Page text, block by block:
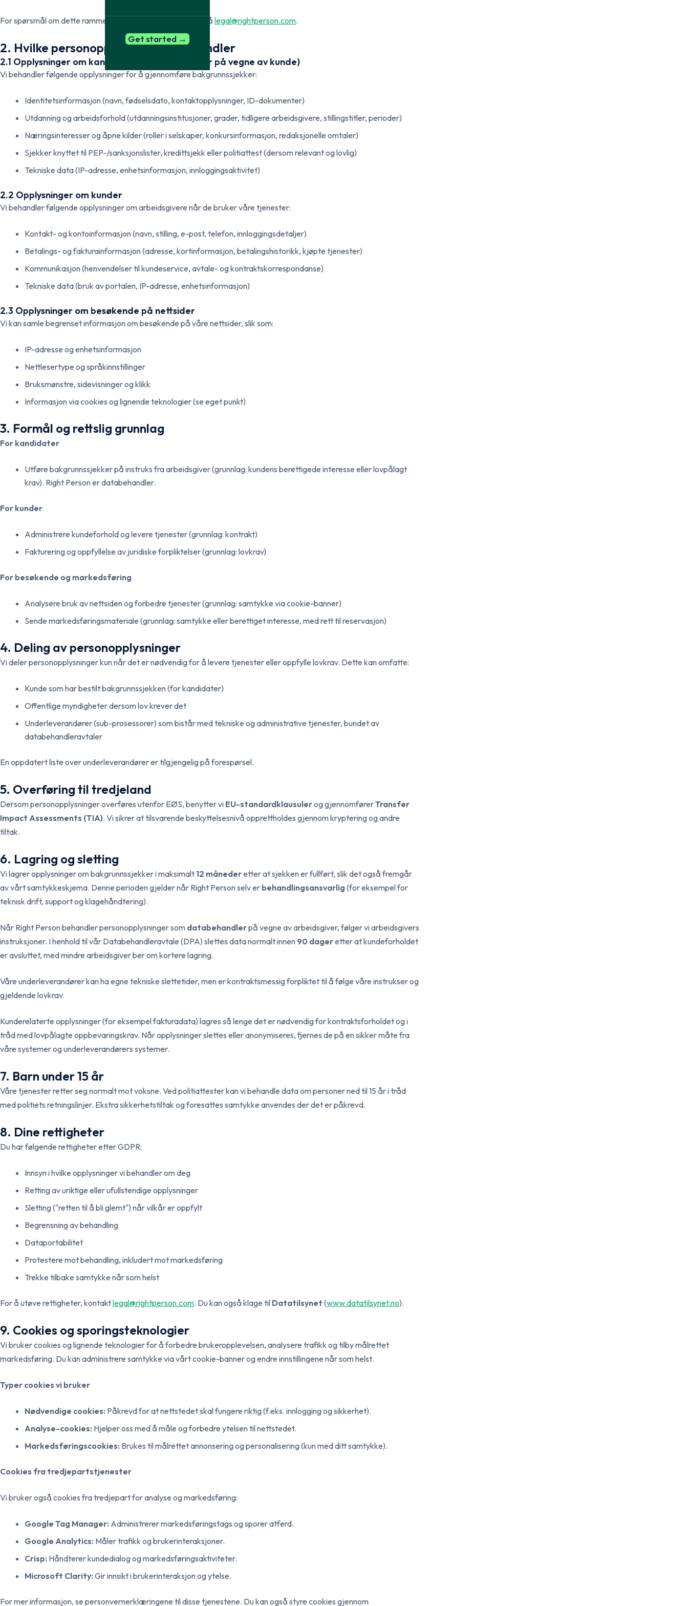
Get started →
international institutions
Reference check
Structured digital reference check
For spørsmål om dette rammeverket kan du kontakte oss på legal@rightperson.com.
2. Hvilke personopplysninger vi behandler
2.1 Opplysninger om kandidater (databehandler på vegne av kunde)
Vi behandler følgende opplysninger for å gjennomføre bakgrunnssjekker:
Identitetsinformasjon (navn, fødselsdato, kontaktopplysninger, ID-dokumenter)
Utdanning og arbeidsforhold (utdanningsinstitusjoner, grader, tidligere arbeidsgivere, stillingstitler, perioder)
Næringsinteresser og åpne kilder (roller i selskaper, konkursinformasjon, redaksjonelle omtaler)
Sjekker knyttet til PEP-/sanksjonslister, kredittsjekk eller politiattest (dersom relevant og lovlig)
Tekniske data (IP-adresse, enhetsinformasjon, innloggingsaktivitet)
2.2 Opplysninger om kunder
Vi behandler følgende opplysninger om arbeidsgivere når de bruker våre tjenester:
Kontakt- og kontoinformasjon (navn, stilling, e-post, telefon, innloggingsdetaljer)
Betalings- og fakturainformasjon (adresse, kortinformasjon, betalingshistorikk, kjøpte tjenester)
Kommunikasjon (henvendelser til kundeservice, avtale- og kontraktskorrespondanse)
Tekniske data (bruk av portalen, IP-adresse, enhetsinformasjon)
2.3 Opplysninger om besøkende på nettsider
Vi kan samle begrenset informasjon om besøkende på våre nettsider, slik som:
IP-adresse og enhetsinformasjon
Nettlesertype og språkinnstillinger
Bruksmønstre, sidevisninger og klikk
Informasjon via cookies og lignende teknologier (se eget punkt)
3. Formål og rettslig grunnlag
For kandidater
Utføre bakgrunnssjekker på instruks fra arbeidsgiver (grunnlag: kundens berettigede interesse eller lovpålagt
krav). Right Person er databehandler.
For kunder
Administrere kundeforhold og levere tjenester (grunnlag: kontrakt)
Fakturering og oppfyllelse av juridiske forpliktelser (grunnlag: lovkrav)
For besøkende og markedsføring
Analysere bruk av nettsiden og forbedre tjenester (grunnlag: samtykke via cookie-banner)
Sende markedsføringsmateriale (grunnlag: samtykke eller berettiget interesse, med rett til reservasjon)
4. Deling av personopplysninger
Vi deler personopplysninger kun når det er nødvendig for å levere tjenester eller oppfylle lovkrav. Dette kan omfatte:
Kunde som har bestilt bakgrunnssjekken (for kandidater)
Offentlige myndigheter dersom lov krever det
Underleverandører (sub-prosessorer) som bistår med tekniske og administrative tjenester, bundet av
databehandleravtaler
En oppdatert liste over underleverandører er tilgjengelig på forespørsel.
5. Overføring til tredjeland
Dersom personopplysninger overføres utenfor EØS, benytter vi EU-standardklausulerog gjennomførerTransfer
Impact Assessments (TIA). Vi sikrer at tilsvarende beskyttelsesnivå opprettholdes gjennom kryptering og andre
tiltak.
6. Lagring og sletting
Vi lagrer opplysninger om bakgrunnssjekker i maksimalt 12 månederetter at sjekken er fullført, slik det også fremgår
av vårt samtykkeskjema. Denne perioden gjelder når Right Person selv er behandlingsansvarlig (for eksempel for
teknisk drift, support og klagehåndtering).
Når Right Person behandler personopplysninger som databehandlerpå vegne av arbeidsgiver, følger vi arbeidsgivers
instruksjoner. I henhold til vår Databehandleravtale (DPA) slettes data normalt innen 90 dageretter at kundeforholdet
er avsluttet, med mindre arbeidsgiver ber om kortere lagring.
Våre underleverandører kan ha egne tekniske slettetider, men er kontraktsmessig forpliktet til å følge våre instrukser og
gjeldende lovkrav.
Kunderelaterte opplysninger (for eksempel fakturadata) lagres så lenge det er nødvendig for kontraktsforholdet og i
tråd med lovpålagte oppbevaringskrav. Når opplysninger slettes eller anonymiseres, fjernes de på en sikker måte fra
våre systemer og underleverandørers systemer.
7. Barn under 15 år
Våre tjenester retter seg normalt mot voksne. Ved politiattester kan vi behandle data om personer ned til 15 år i tråd
med politiets retningslinjer. Ekstra sikkerhetstiltak og foresattes samtykke anvendes der det er påkrevd.
8. Dine rettigheter
Du har følgende rettigheter etter GDPR:
Innsyn i hvilke opplysninger vi behandler om deg
Retting av uriktige eller ufullstendige opplysninger
Sletting ("retten til å bli glemt") når vilkår er oppfylt
Begrensning av behandling
Dataportabilitet
Protestere mot behandling, inkludert mot markedsføring
Trekke tilbake samtykke når som helst
For å utøve rettigheter, kontaktlegal@rightperson.com. Du kan også klage til Datatilsynet (www.datatilsynet.no).
9. Cookies og sporingsteknologier
Vi bruker cookies og lignende teknologier for å forbedre brukeropplevelsen, analysere trafikk og tilby målrettet
markedsføring. Du kan administrere samtykke via vårt cookie-banner og endre innstillingene når som helst.
Typer cookies vi bruker
Nødvendige cookies: Påkrevd for at nettstedet skal fungere riktig (f.eks. innlogging og sikkerhet).
Analyse-cookies: Hjelper oss med å måle og forbedre ytelsen til nettstedet.
Markedsføringscookies: Brukes til målrettet annonsering og personalisering (kun med ditt samtykke).
Cookies fra tredjepartstjenester
Vi bruker også cookies fra tredjepart for analyse og markedsføring:
Google Tag Manager: Administrerer markedsføringstags og sporer atferd.
Google Analytics: Måler trafikk og brukerinteraksjoner.
Crisp: Håndterer kundedialog og markedsføringsaktiviteter.
Microsoft Clarity: Gir innsikt i brukerinteraksjon og ytelse.
For mer informasjon, se personvernerklæringene til disse tjenestene. Du kan også styre cookies gjennom